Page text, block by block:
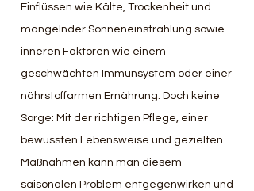
Einflüssen wie Kälte, Trockenheit und
mangelnder Sonneneinstrahlung sowie
inneren Faktoren wie einem
geschwächten Immunsystem oder einer
nährstoffarmen Ernährung. Doch keine
Sorge: Mit der richtigen Pflege, einer
bewussten Lebensweise und gezielten
Maßnahmen kann man diesem
saisonalen Problem entgegenwirken und